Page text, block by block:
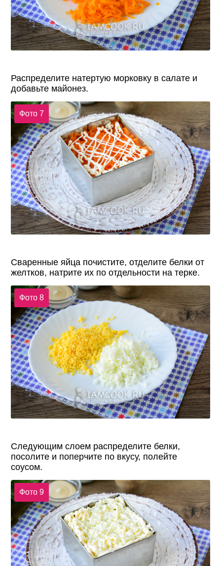
Распределите натертую морковку в салате и
добавьте майонез.
Фото 7
Сваренные яйца почистите, отделите белки от
желтков, натрите их по отдельности на терке.
Фото 8
Следующим слоем распределите белки,
посолите и поперчите по вкусу, полейте
соусом.
Фото 9